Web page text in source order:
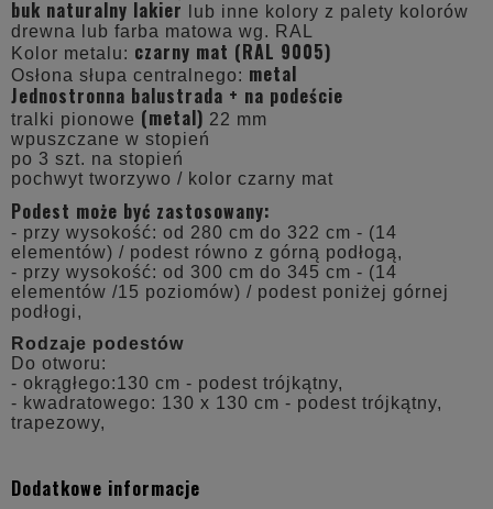
buk naturalny lakier
lub inne kolory z palety kolorów
drewna lub farba matowa wg. RAL
Kolor metalu: czarny mat (RAL 9005)
Osłona słupa centralnego: metal
Jednostronna balustrada + na podeście
tralki pionowe (metal) 22 mm
wpuszczane w stopień
po 3 szt. na stopień
pochwyt tworzywo / kolor czarny mat
Podest może być zastosowany:
- przy wysokość: od 280 cm do 322 cm - (14
elementów) / podest równo z górną podłogą,
- przy wysokość: od 300 cm do 345 cm - (14
elementów /15 poziomów) / podest poniżej górnej
podłogi,
Rodzaje podestów
Do otworu:
- okrągłego:130 cm - podest trójkątny,
- kwadratowego: 130 x 130 cm - podest trójkątny,
trapezowy,
Dodatkowe informacje